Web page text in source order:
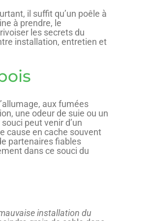
il suffit qu’un poêle à
à prendre, le
les secrets du
installation, entretien et
aux fumées
une odeur de suie ou un
peut venir d’un
cause en cache souvent
partenaires fiables
dans ce souci du
installation du